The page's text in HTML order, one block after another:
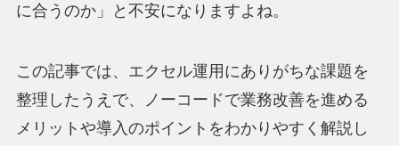
に合うのか」と不安になりますよね。
この記事では、エクセル運用にありがちな課題を
整理したうえで、ノーコードで業務改善を進める
メリットや導入のポイントをわかりやすく解説し